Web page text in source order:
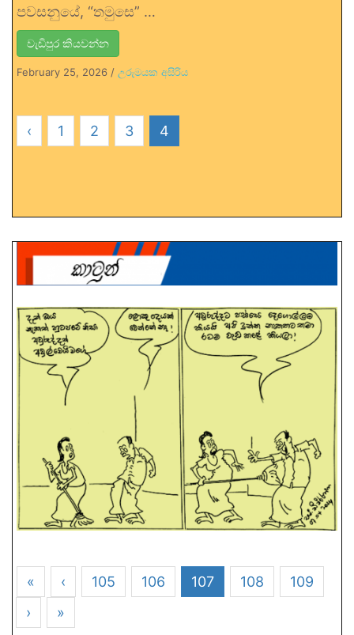
පවසනුයේ, “තමුසෙ” …
වැඩිපුර කියවන්න
February 25, 2026 / උරුමයක අසිරිය
‹ 1 2 3 4
« ‹ 105 106 107 108
109
›
»